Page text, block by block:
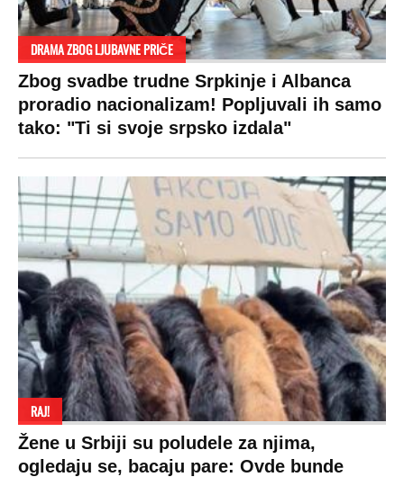
DRAMA ZBOG LJUBAVNE PRIČE
Zbog svadbe trudne Srpkinje i Albanca
proradio nacionalizam! Popljuvali ih samo
tako: "Ti si svoje srpsko izdala"
RAJ!
Žene u Srbiji su poludele za njima,
ogledaju se, bacaju pare: Ovde bunde